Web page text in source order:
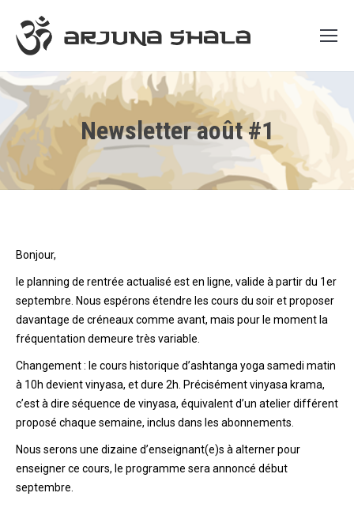
Newsletter août #1
Bonjour,
le planning de rentrée actualisé est en ligne, valide à partir du 1er
septembre. Nous espérons étendre les cours du soir et proposer
davantage de créneaux comme avant, mais pour le moment la
fréquentation demeure très variable.
Changement : le cours historique d’ashtanga yoga samedi matin
à 10h devient vinyasa, et dure 2h. Précisément vinyasa krama,
c’est à dire séquence de vinyasa, équivalent d’un atelier différent
proposé chaque semaine, inclus dans les abonnements.
Nous serons une dizaine d’enseignant(e)s à alterner pour
enseigner ce cours, le programme sera annoncé début
septembre.